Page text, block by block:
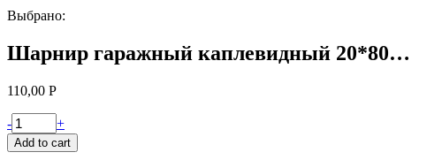
Выбрано:
Шарнир гаражный каплевидный 20*80…
110,00 Р
Шарнир
гаражный
каплевидный
- +
Add to cart